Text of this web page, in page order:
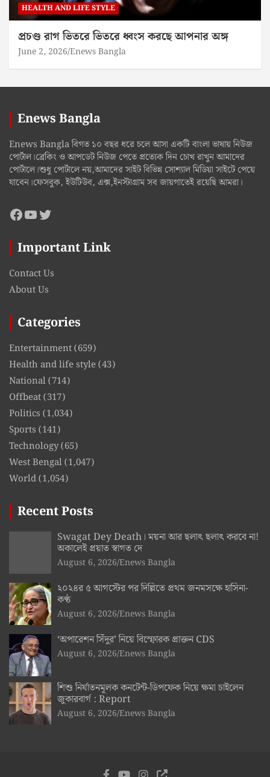
HEALTH AND LIFE STYLE
প্রচণ্ড রাগ ভিতরে ভিতরে ধ্বংস করছে আপনার অঙ্গ
June 2, 2026 Enews Bangla
Enews Bangla
Enews Bangla বিগত ১০ বছর ধরে চলে আসা একটি বাংলা ভাষায় নিউজ
পোর্টাল।ব্রেকিং ও আপডেট নিউজ পেতে প্রত্যেক দিন চোখ রাখুন আমাদের
পোর্টালে।শুধু পোর্টালে নয়,আমাদের সাইট বিভিন্ন সোশ্যাল মিডিয়া সাইটে পেয়ে
যাবেন।ফেসবুক, ইউটিউব, এক্স,ইনস্টাগ্রাম সব জায়গাতেই রয়েছি আমরা।
Facebook
YouTube
Twitter
Important Link
Contact Us
About Us
Categories
Entertainment(659)
Health and life style(43)
National(714)
Offbeat(317)
Politics (1,034)
Sports (141)
Technology(65)
West Bengal(1,047)
World(1,054)
Recent Posts
Swagat Dey Death। ময়না আর ছলাৎ ছলাৎ করবে না!
অকালেই প্রয়াত স্বাগত দে
August 6, 2026 Enews Bangla
২০২৪র ৫ আগস্টের পর দিল্লিতে প্রথম জনমসক্ষে হাসিনা-
কণ্ঠ
August 6, 2026 Enews Bangla
‘অপারেশন সিঁদুর’ নিয়ে বিস্ফোরক প্রাক্তন CDS
August 6, 2026 Enews Bangla
শিশু নির্যাতনমূলক কনটেন্ট-ডিপফেক নিয়ে ক্ষমা চাইলেন
জুকারবার্গ : Report
August 6, 2026 Enews Bangla